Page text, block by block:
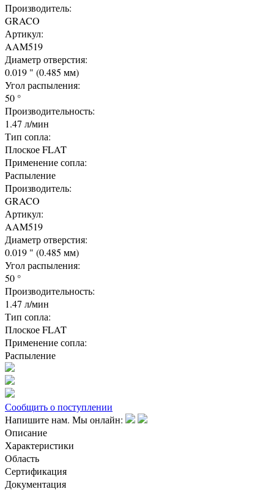
Производитель:
GRACO
Артикул:
AAM519
Диаметр отверстия:
0.019 " (0.485 мм)
Угол распыления:
50 °
Производительность:
1.47 л/мин
Тип сопла:
Плоское FLAT
Применение сопла:
Распыление
Производитель:
GRACO
Артикул:
AAM519
Диаметр отверстия:
0.019 " (0.485 мм)
Угол распыления:
50 °
Производительность:
1.47 л/мин
Тип сопла:
Плоское FLAT
Применение сопла:
Распыление
Сообщить о поступлении
Напишите нам. Мы онлайн:
Описание
Характеристики
Область
Сертификация
Документация